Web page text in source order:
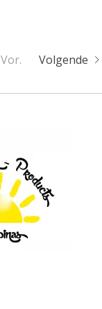
Vor. Volgende